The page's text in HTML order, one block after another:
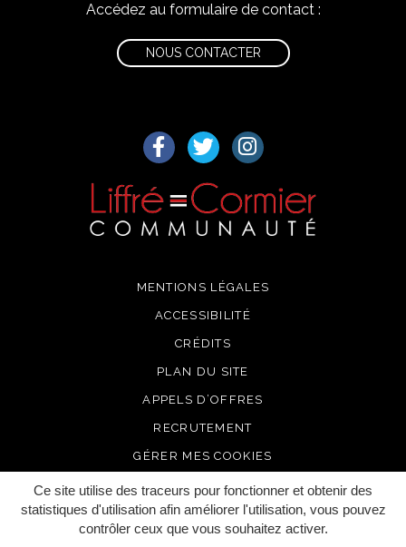
Ce site utilise des traceurs pour fonctionner et obtenir des
statistiques d'utilisation afin améliorer l'utilisation, vous pouvez
contrôler ceux que vous souhaitez activer.
Accédez au formulaire de contact :
NOUS CONTACTER
Lien vers le compte Facebook
Lien vers le compte Twitter
Lien vers le compte
MENTIONS LÉGALES
ACCESSIBILITÉ
CRÉDITS
PLAN DU SITE
APPELS D’OFFRES
RECRUTEMENT
GÉRER MES COOKIES